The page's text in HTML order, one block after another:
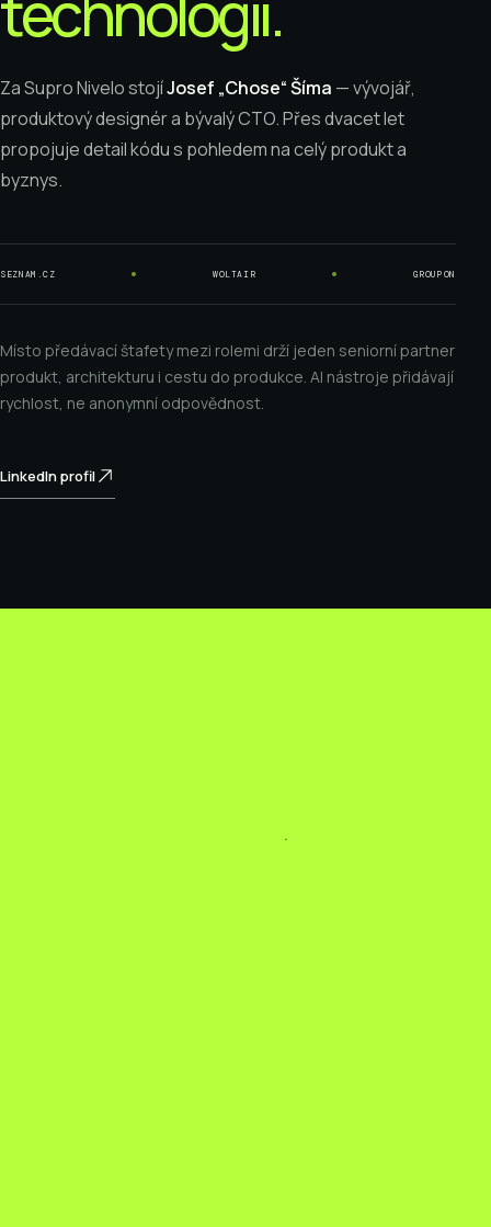
Za Supro Nivelo stojíJosef „Chose“ Šíma — vývojář,
produktový designér a bývalý CTO. Přes dvacet let
propojuje detail kódu s pohledem na celý produkt a
byznys.
SEZNAM.CZ WOLTAIR GROUPON
Místo předávací štafety mezi rolemi drží jeden seniorní partner
produkt, architekturu i cestu do produkce. AI nástroje přidávají
rychlost, ne anonymní odpovědnost.
LinkedIn profil